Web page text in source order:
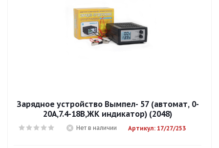
Зарядное устройство Вымпел- 57 (автомат, 0-
20А,7.4-18В,ЖК индикатор) (2048)
Нет в наличии Артикул: 17/27/253